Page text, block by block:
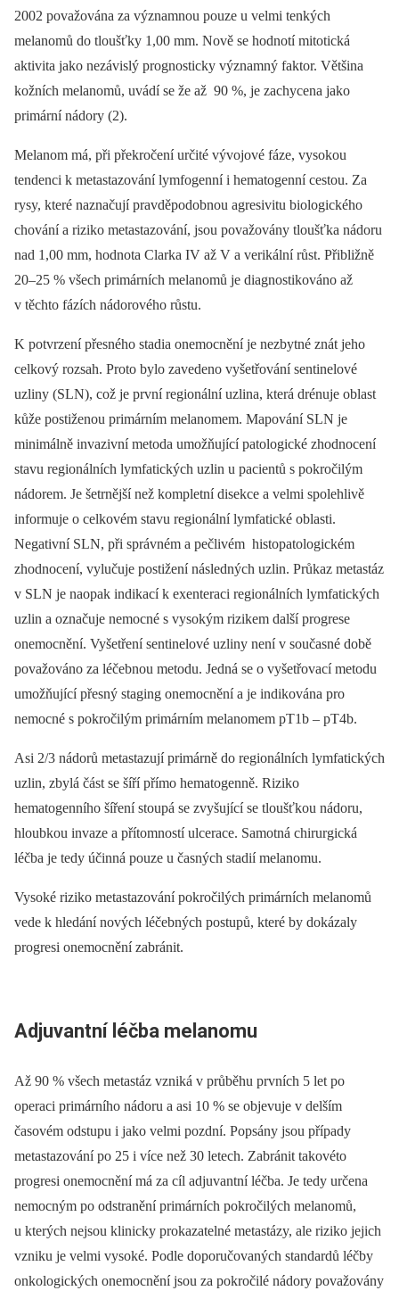
2002 považována za významnou pouze u velmi tenkých
melanomů do tloušťky 1,00 mm. Nově se hodnotí mitotická
aktivita jako nezávislý prognosticky významný faktor. Většina
kožních melanomů, uvádí se že až 90 %, je zachycena jako
primární nádory (2).
Melanom má, při překročení určité vývojové fáze, vysokou
tendenci k metastazování lymfogenní i hematogenní cestou. Za
rysy, které naznačují pravděpodobnou agresivitu biologického
chování a riziko metastazování, jsou považovány tloušťka nádoru
nad 1,00 mm, hodnota Clarka IV až V a verikální růst. Přibližně
20–25 % všech primárních melanomů je diagnostikováno až
v těchto fázích nádorového růstu.
K potvrzení přesného stadia onemocnění je nezbytné znát jeho
celkový rozsah. Proto bylo zavedeno vyšetřování sentinelové
uzliny (SLN), což je první regionální uzlina, která drénuje oblast
kůže postiženou primárním melanomem. Mapování SLN je
minimálně invazivní metoda umožňující patologické zhodnocení
stavu regionálních lymfatických uzlin u pacientů s pokročilým
nádorem. Je šetrnější než kompletní disekce a velmi spolehlivě
informuje o celkovém stavu regionální lymfatické oblasti.
Negativní SLN, při správném a pečlivém histopatologickém
zhodnocení, vylučuje postižení následných uzlin. Průkaz metastáz
v SLN je naopak indikací k exenteraci regionálních lymfatických
uzlin a označuje nemocné s vysokým rizikem další progrese
onemocnění. Vyšetření sentinelové uzliny není v současné době
považováno za léčebnou metodu. Jedná se o vyšetřovací metodu
umožňující přesný staging onemocnění a je indikována pro
nemocné s pokročilým primárním melanomem pT1b –⁠ pT4b.
Asi 2/3 nádorů metastazují primárně do regionálních lymfatických
uzlin, zbylá část se šíří přímo hematogenně. Riziko
hematogenního šíření stoupá se zvyšující se tloušťkou nádoru,
hloubkou invaze a přítomností ulcerace. Samotná chirurgická
léčba je tedy účinná pouze u časných stadií melanomu.
Vysoké riziko metastazování pokročilých primárních melanomů
vede k hledání nových léčebných postupů, které by dokázaly
progresi onemocnění zabránit.
Adjuvantní léčba melanomu
Až 90 % všech metastáz vzniká v průběhu prvních 5 let po
operaci primárního nádoru a asi 10 % se objevuje v delším
časovém odstupu i jako velmi pozdní. Popsány jsou případy
metastazování po 25 i více než 30 letech. Zabránit takovéto
progresi onemocnění má za cíl adjuvantní léčba. Je tedy určena
nemocným po odstranění primárních pokročilých melanomů,
u kterých nejsou klinicky prokazatelné metastázy, ale riziko jejich
vzniku je velmi vysoké. Podle doporučovaných standardů léčby
onkologických onemocnění jsou za pokročilé nádory považovány